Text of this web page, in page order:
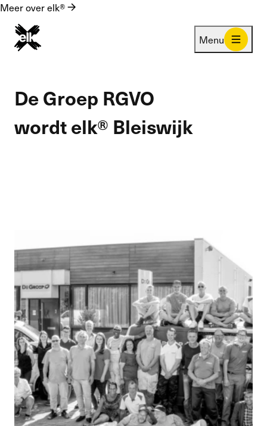
Menu
Meer over elk®
De Groep RGVO
wordt elk® Bleiswijk